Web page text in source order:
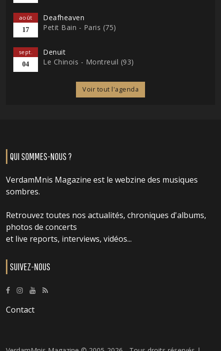
août
17
Deafheaven
Petit Bain - Paris (75)
sept.
04
Denuit
Le Chinois - Montreuil (93)
Voir tout l'agenda
QUI SOMMES-NOUS ?
VerdamMnis Magazine est le webzine des musiques
sombres.
Retrouvez toutes nos actualités, chroniques d'albums,
photos de concerts
et live reports, interviews, vidéos...
SUIVEZ-NOUS
Contact